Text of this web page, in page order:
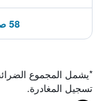
58 صفقة إضافية ابتداءً من 797 ﷼
*يشمل المجموع
تسجيل المغادرة.